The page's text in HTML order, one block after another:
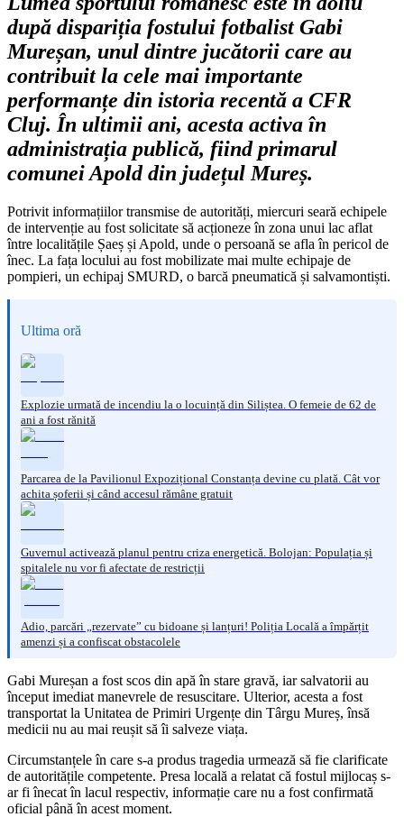
după dispariția fostului fotbalist Gabi
Mureșan, unul dintre jucătorii care au
contribuit la cele mai importante
performanțe din istoria recentă a CFR
Cluj. În ultimii ani, acesta activa în
administrația publică, fiind primarul
comunei Apold din județul Mureș.
Potrivit informațiilor transmise de autorități, miercuri seară echipele
de intervenție au fost solicitate să acționeze în zona unui lac aflat
între localitățile Șaeș și Apold, unde o persoană se afla în pericol de
înec. La fața locului au fost mobilizate mai multe echipaje de
pompieri, un echipaj SMURD, o barcă pneumatică și salvamontiști.
Ultima oră
Explozie urmată de incendiu la o locuință din Siliștea. O femeie de 62 de
ani a fost rănită
Parcarea de la Pavilionul Expozițional Constanța devine cu plată. Cât vor
achita șoferii și când accesul rămâne gratuit
Guvernul activează planul pentru criza energetică. Bolojan: Populația și
spitalele nu vor fi afectate de restricții
Adio, parcări „rezervate” cu bidoane și lanțuri! Poliția Locală a împărțit
amenzi și a confiscat obstacolele
Gabi Mureșan a fost scos din apă în stare gravă, iar salvatorii au
început imediat manevrele de resuscitare. Ulterior, acesta a fost
transportat la Unitatea de Primiri Urgențe din Târgu Mureș, însă
medicii nu au mai reușit să îi salveze viața.
Circumstanțele în care s-a produs tragedia urmează să fie clarificate
de autoritățile competente. Presa locală a relatat că fostul mijlocaș s-
ar fi înecat în lacul respectiv, informație care nu a fost confirmată
oficial până în acest moment.